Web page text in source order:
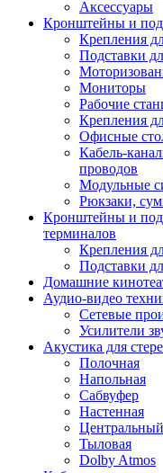
Аксессуары
Кронштейны и
Крепления
Подставки
Мониторы
Рабочие
Крепления
Офисные
Кабель-
проводов
Модульные
Рюкзаки,
Кронштейны и
терминалов
Крепления
Подставки
Домашние
Аудио-видео
Сетевые
Усилители
Акустика для
Полочная
Напольная
Сабвуфер
Настенная
Тыловая
Dolby Atmos